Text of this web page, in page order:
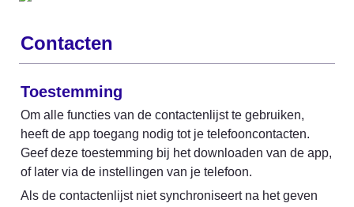
Contacten
Toestemming
Om alle functies van de contactenlijst te gebruiken,
heeft de app toegang nodig tot je telefooncontacten.
Geef deze toestemming bij het downloaden van de app,
of later via de instellingen van je telefoon.
Als de contactenlijst niet synchroniseert na het geven